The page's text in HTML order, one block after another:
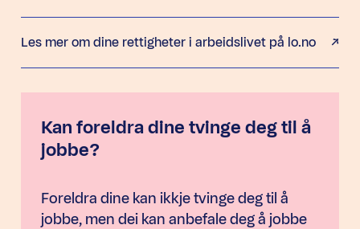
Les mer om dine rettigheter i arbeidslivet på lo.no
Kan foreldra dine tvinge deg til å
jobbe?
Foreldra dine kan ikkje tvinge deg til å
jobbe, men dei kan anbefale deg å jobbe